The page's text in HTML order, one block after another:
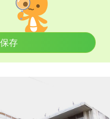
ョン病棟
ク可
詳細を見る
存